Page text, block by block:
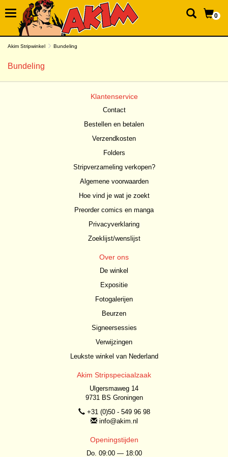
0
Akim Stripwinkel Bundeling
Bundeling
Klantenservice
Contact
Bestellen en betalen
Verzendkosten
Folders
Stripverzameling verkopen?
Algemene voorwaarden
Hoe vind je wat je zoekt
Preorder comics en manga
Privacyverklaring
Zoeklijst/wenslijst
Over ons
De winkel
Expositie
Fotogalerijen
Beurzen
Signeersessies
Verwijzingen
Leukste winkel van Nederland
Akim Stripspeciaalzaak
Ulgersmaweg 14
9731 BS Groningen
+31 (0)50 - 549 96 98
info@akim.nl
Openingstijden
Do. 09:00 — 18:00